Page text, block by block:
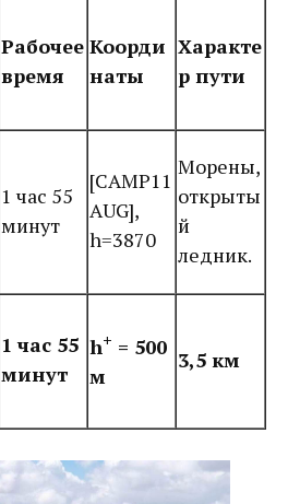
Рабочее
время
Коорди
наты
Характе
р пути
1 час 55
минут
[CAMP11
AUG],
h=3870
Морены,
открыты
й
ледник.
1 час 55
минут
h+ = 500
м
3,5 км